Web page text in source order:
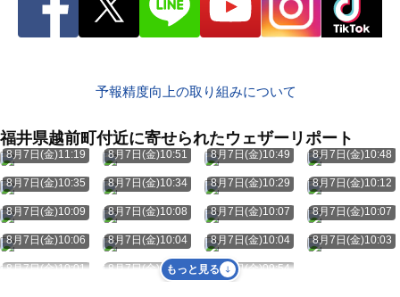
予報精度向上の取り組みについて
福井県越前町付近に寄せられたウェザーリポート
8月7日(金)11:19 8月7日(金)10:51 8月7日(金)10:49 8月7日(金)10:48
8月7日(金)10:35 8月7日(金)10:34 8月7日(金)10:29 8月7日(金)10:12
8月7日(金)10:09 8月7日(金)10:08 8月7日(金)10:07 8月7日(金)10:07
8月7日(金)10:06 8月7日(金)10:04 8月7日(金)10:04 8月7日(金)10:03
8月7日(金)10:01 8月7日(金)09:57 8月7日(金)09:54
もっと見る